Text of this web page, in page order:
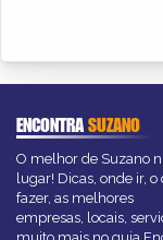
ENCONTRASUZANO
O melhor de Suzano
lugar! Dicas, onde ir, o
fazer, as melhores
empresas, locais,